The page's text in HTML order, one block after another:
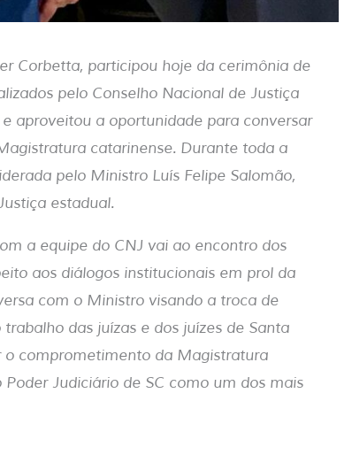
Corbetta, participou hoje da cerimônia de
pelo Conselho Nacional de Justiça
aproveitou a oportunidade para conversar
catarinense. Durante toda a
pelo Ministro Luís Felipe Salomão,
estadual.
a equipe do CNJ vai ao encontro dos
aos diálogos institucionais em prol da
com o Ministro visando a troca de
das juízas e dos juízes de Santa
o comprometimento da Magistratura
Judiciário de SC como um dos mais